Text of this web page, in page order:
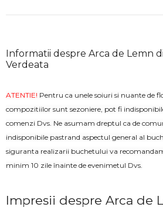
Informatii despre Arca de Lemn
Verdeata
ATENTIE! Pentru ca unele soiuri si nuante de
compozitiilor sunt sezoniere, pot fi
comenzi Dvs. Ne asumam dreptul ca de
indisponibile pastrand aspectul general al
siguranta realizarii buchetului va
minim 10 zile înainte de evenimetul Dvs.
Impresii despre Arca de